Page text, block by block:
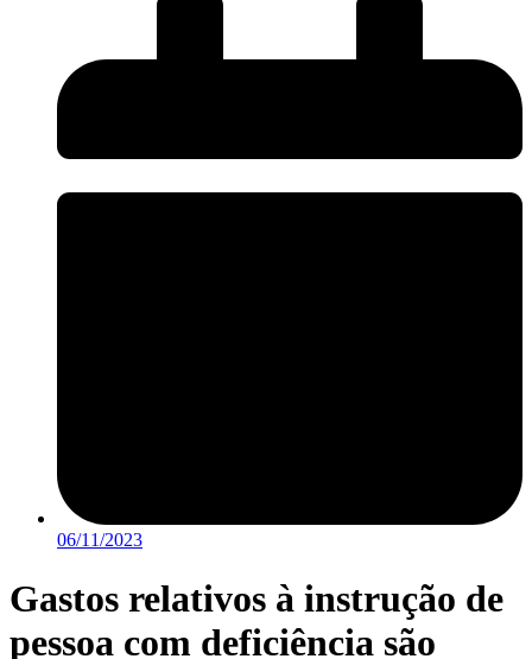
06/11/2023
Gastos relativos à instrução de
pessoa com deficiência são